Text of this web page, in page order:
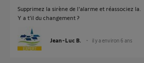
Supprimez la sirène de l'alarme et réassociez la.
Y a t'il du changement ?
Jean-Luc B. il y a environ 6 ans